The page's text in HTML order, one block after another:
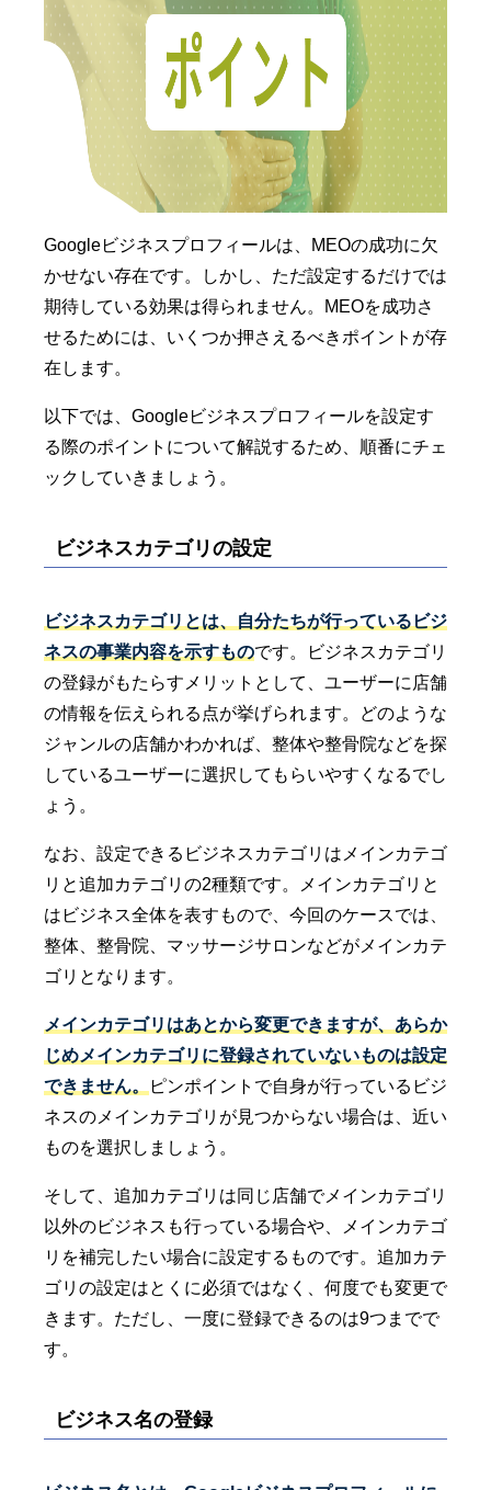
Googleビジネスプロフィールは、MEOの成功に欠
かせない存在です。しかし、ただ設定するだけでは
期待している効果は得られません。MEOを成功さ
せるためには、いくつか押さえるべきポイントが存
在します。
以下では、Googleビジネスプロフィールを設定す
る際のポイントについて解説するため、順番にチェ
ックしていきましょう。
ビジネスカテゴリの設定
ビジネスカテゴリとは、自分たちが行っているビジ
ネスの事業内容を示すものです。ビジネスカテゴリ
の登録がもたらすメリットとして、ユーザーに店舗
の情報を伝えられる点が挙げられます。どのような
ジャンルの店舗かわかれば、整体や整骨院などを探
しているユーザーに選択してもらいやすくなるでし
ょう。
なお、設定できるビジネスカテゴリはメインカテゴ
リと追加カテゴリの2種類です。メインカテゴリと
はビジネス全体を表すもので、今回のケースでは、
整体、整骨院、マッサージサロンなどがメインカテ
ゴリとなります。
メインカテゴリはあとから変更できますが、あらか
じめメインカテゴリに登録されていないものは設定
できません。
ピンポイントで自身が行っているビジ
ネスのメインカテゴリが見つからない場合は、近い
ものを選択しましょう。
そして、追加カテゴリは同じ店舗でメインカテゴリ
以外のビジネスも行っている場合や、メインカテゴ
リを補完したい場合に設定するものです。追加カテ
ゴリの設定はとくに必須ではなく、何度でも変更で
きます。ただし、一度に登録できるのは9つまでで
す。
ビジネス名の登録